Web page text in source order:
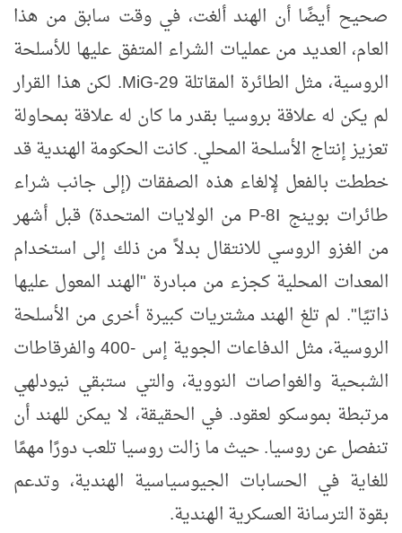
صحيح أيضًا أن الهند ألغت، في وقت سابق من هذا
العام، العديد من عمليات الشراء المتفق عليها للأسلحة
الروسية، مثل الطائرة المقاتلة MiG-29. لكن هذا القرار
لم يكن له علاقة بروسيا بقدر ما كان له علاقة بمحاولة
تعزيز إنتاج الأسلحة المحلي. كانت الحكومة الهندية قد
خططت بالفعل لإلغاء هذه الصفقات (إلى جانب شراء
طائرات بوينج P-8I من الولايات المتحدة) قبل أشهر
من الغزو الروسي للانتقال بدلاً من ذلك إلى استخدام
المعدات المحلية كجزء من مبادرة "الهند المعول عليها
ذاتيًا". لم تلغ الهند مشتريات كبيرة أخرى من الأسلحة
الروسية، مثل الدفاعات الجوية إس -400 والفرقاطات
الشبحية والغواصات النووية، والتي ستبقي نيودلهي
مرتبطة بموسكو لعقود. في الحقيقة، لا يمكن للهند أن
تنفصل عن روسيا. حيث ما زالت روسيا تلعب دورًا مهمًا
للغاية في الحسابات الجيوسياسية الهندية، وتدعم
بقوة الترسانة العسكرية الهندية.